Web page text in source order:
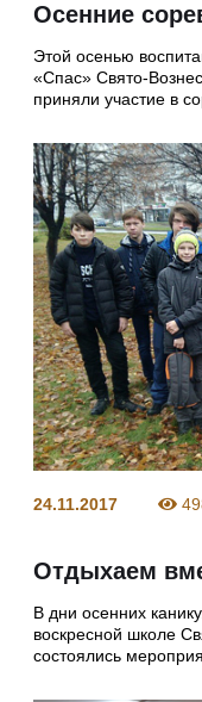
Осенние
Этой осенью
«Спас» Свято-
приняли участие в
24.11.2017
Отдыхаем
В дни осенних
воскресной школе
состоялись